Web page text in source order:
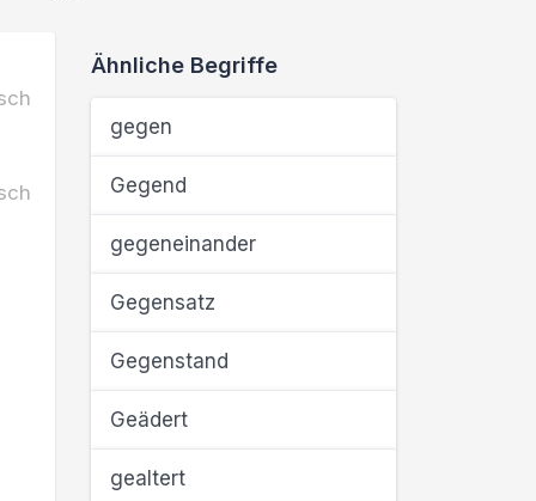
Ähnliche Begriffe
gegen
Gegend
gegeneinander
Gegensatz
Gegenstand
Geädert
gealtert